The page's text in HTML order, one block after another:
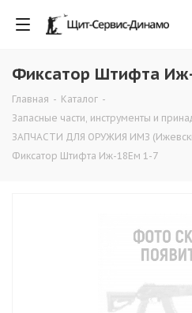
Фиксатор Штифта
Главная - Каталог -
Запасные части, инструменты и
ЗАПЧАСТИ ДЛЯ ОРУЖИЯ ИМЗ
Фиксатор Штифта Иж-18Ем 1-7